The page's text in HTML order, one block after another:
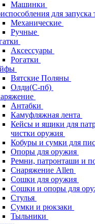
Машинки
для запуска
Механические
Ручные
Аксессуары
Рогатки
Вятские Поляны
Олди(С-пб)
Антабки
Камуфляжная лента
Кейсы и ящики для
чистки оружия
Кобуры и сумки для
Опоры для оружия
Ремни, патронташи и
Снаряжение Allen
Сошки для оружия
Сошки и опоры для
Стулья
Сумки и рюкзаки
Тыльники